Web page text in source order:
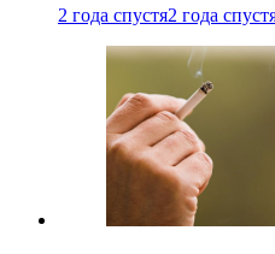
2 года спустя2 года